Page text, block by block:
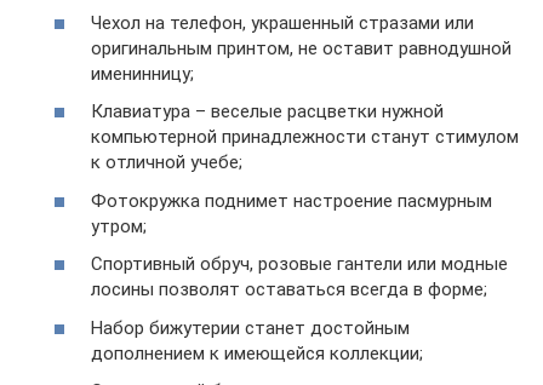
Чехол на телефон, украшенный стразами или
оригинальным принтом, не оставит равнодушной
именинницу;
Клавиатура – веселые расцветки нужной
компьютерной принадлежности станут стимулом
к отличной учебе;
Фотокружка поднимет настроение пасмурным
утром;
Спортивный обруч, розовые гантели или модные
лосины позволят оставаться всегда в форме;
Набор бижутерии станет достойным
дополнением к имеющейся коллекции;